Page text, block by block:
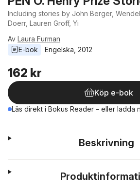
Including stories by John Berger,
Doerr, Lauren Groff, Yi
Av Laura Furman
E-bok
Engelska 2012
162 kr
Köp e-bok
Läs direkt i Bokus Reader – eller ladda
Beskrivning